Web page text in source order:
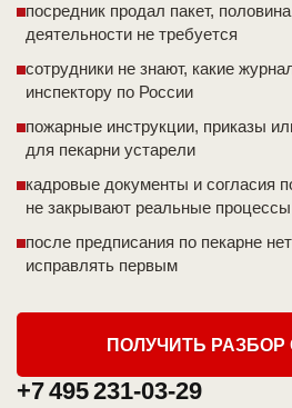
посредник продал пакет,
деятельности не требуется
сотрудники не знают, какие
инспектору по России
пожарные инструкции, приказы
для пекарни устарели
кадровые документы и согласия
не закрывают реальные процессы
после предписания по пекарне
исправлять первым
ПОЛУЧИТЬ РАЗБОР
+7 495 231-03-29